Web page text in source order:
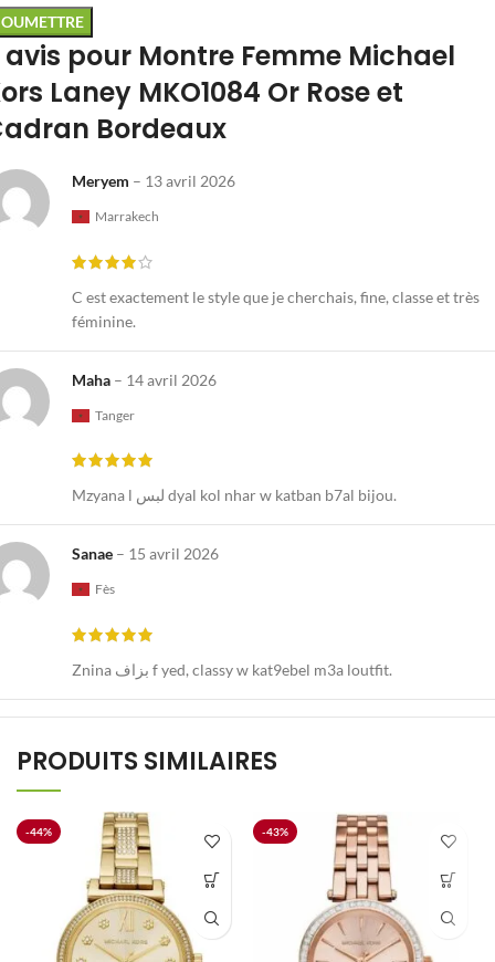
avis pour Montre Femme Michael
Laney MKO1084 Or Rose et
Bordeaux
Meryem – 13 avril 2026
Marrakech
C est exactement le style que je cherchais, fine, classe et très
féminine.
Maha – 14 avril 2026
Tanger
Mzyana l لبس dyal kol nhar w katban b7al bijou.
Sanae – 15 avril 2026
Fès
Znina بزاف f yed, classy w kat9ebel m3a loutfit.
PRODUITS SIMILAIRES
-44% -43%